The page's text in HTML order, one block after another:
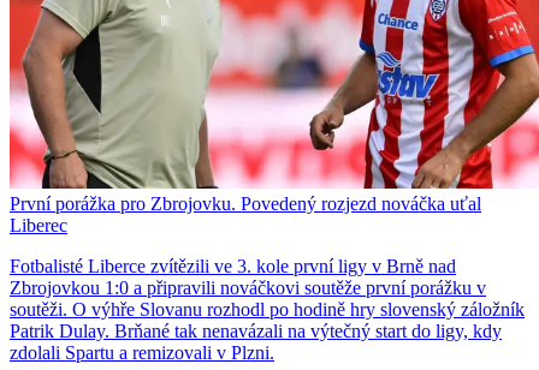
První porážka pro Zbrojovku. Povedený rozjezd nováčka uťal
Liberec
Fotbalisté Liberce zvítězili ve 3. kole první ligy v Brně nad
Zbrojovkou 1:0 a připravili nováčkovi soutěže první porážku v
soutěži. O výhře Slovanu rozhodl po hodině hry slovenský záložník
Patrik Dulay. Brňané tak nenavázali na výtečný start do ligy, kdy
zdolali Spartu a remizovali v Plzni.